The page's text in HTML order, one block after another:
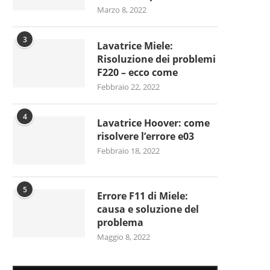
Marzo 8, 2022
3
Lavatrice Miele:
Risoluzione dei problemi
F220 – ecco come
Febbraio 22, 2022
4
Lavatrice Hoover: come
risolvere l’errore e03
Febbraio 18, 2022
5
Errore F11 di Miele:
causa e soluzione del
problema
Maggio 8, 2022